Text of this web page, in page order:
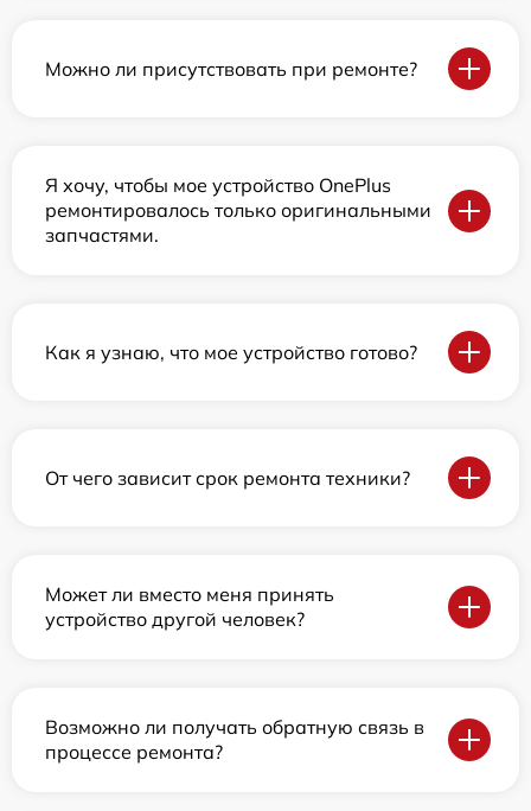
Можно ли присутствовать при ремонте?
Я хочу, чтобы мое устройство OnePlus
ремонтировалось только оригинальными
запчастями.
Как я узнаю, что мое устройство готово?
От чего зависит срок ремонта техники?
Может ли вместо меня принять
устройство другой человек?
Возможно ли получать обратную связь в
процессе ремонта?